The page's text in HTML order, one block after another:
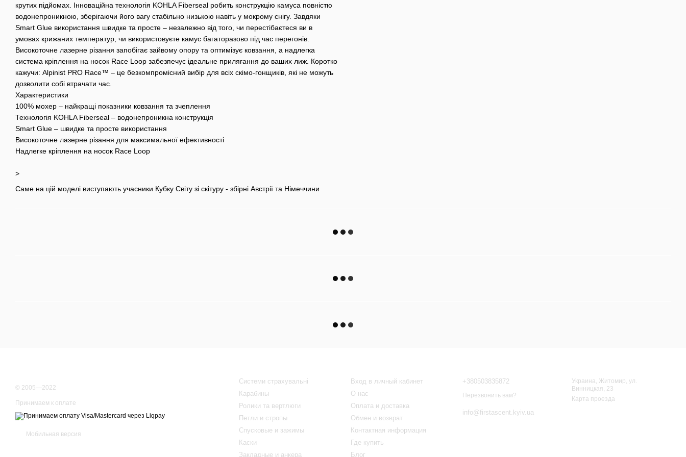
крутих підйомах. Інноваційна технологія KOHLA Fiberseal робить конструкцію камуса повністю
водонепроникною, зберігаючи його вагу стабільно низькою навіть у мокрому снігу. Завдяки
Smart Glue використання швидке та просте – незалежно від того, чи перестібаєтеся ви в
умовах крижаних температур, чи використовуєте камус багаторазово під час перегонів.
Високоточне лазерне різання запобігає зайвому опору та оптимізує ковзання, а надлегка
система кріплення на носок Race Loop забезпечує ідеальне прилягання до ваших лиж. Коротко
кажучи: Alpinist PRO Race™ – це безкомпромісний вибір для всіх скімо-гонщиків, які не можуть
дозволити собі втрачати час.
Характеристики
100% мохер – найкращі показники ковзання та зчеплення
Технологія KOHLA Fiberseal – водонепроникна конструкція
Smart Glue – швидке та просте використання
Високоточне лазерне різання для максимальної ефективності
Надлегке кріплення на носок Race Loop
>
Саме на цій моделі виступають учасники Кубку Світу зі скітуру - збірні Австрії та Німеччини
© 2005—2022
Принимаем к оплате
Мобильная версия
Системи страхувальні
Карабины
Ролики та вертлюги
Петли и стропы
Спусковые и зажимы
Каски
Закладные и анкера
Вход в личный кабинет
О нас
Оплата и доставка
Обмен и возврат
Контактная информация
Где купить
Блог
+380503835872
Перезвонить вам?
info@firstascent.kyiv.ua
Украина, Житомир, ул.
Винницкая, 23
Карта проезда